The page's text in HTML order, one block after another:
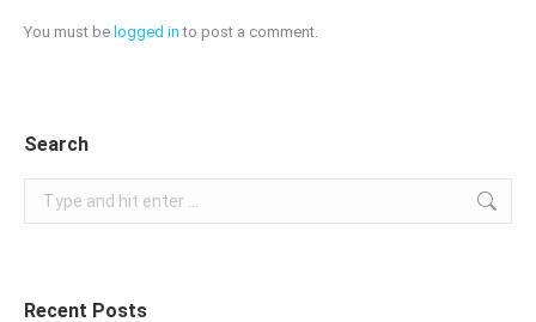
You must be logged in to post a comment.
Search
Search:
Recent Posts